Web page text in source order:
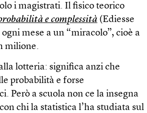
i magistrati. Il fisico teorico
e complessità (Ediesse
mese a un “miracolo”, cioè a
milione.
lotteria: significa anzi che
probabilità e forse
Però a scuola non ce la insegna
chi la statistica l’ha studiata sul